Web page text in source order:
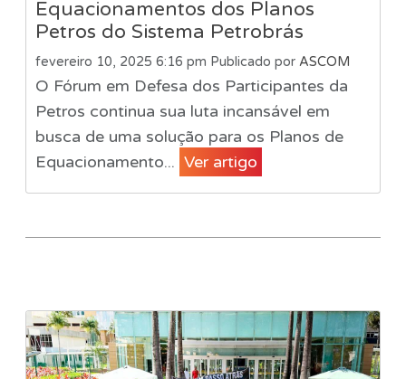
Equacionamentos dos Planos
Petros do Sistema Petrobrás
fevereiro 10, 2025 6:16 pm Publicado por ASCOM
O Fórum em Defesa dos Participantes da
Petros continua sua luta incansável em
busca de uma solução para os Planos de
Equacionamento... Ver artigo